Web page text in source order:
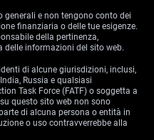
generali e non tengono conto dei
finanziaria o delle tue esigenze.
della pertinenza,
delle informazioni del sito web.
di alcune giurisdizioni, inclusi,
Russia e qualsiasi
Task Force (FATF) o soggetta a
questo sito web non sono
di alcuna persona o entità in
o uso contravverrebbe alla